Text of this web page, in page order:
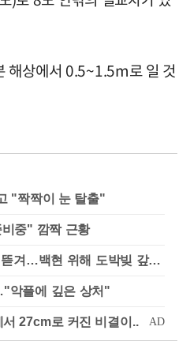
해상에서 0.5~1.5m로 일 것
"짝짝이 눈 탈출"
중" 깜짝 근황
차가원 "MC몽에 400억 뜯겨…백현 위해 도박빚 갚아줘"
악플에 깊은 상처"